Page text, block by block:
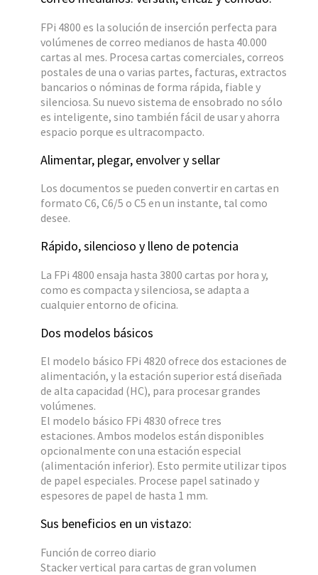
FPi 4800 es la solución de inserción perfecta para
volúmenes de correo medianos de hasta 40.000
cartas al mes. Procesa cartas comerciales, correos
postales de una o varias partes, facturas, extractos
bancarios o nóminas de forma rápida, fiable y
silenciosa. Su nuevo sistema de ensobrado no sólo
es inteligente, sino también fácil de usar y ahorra
espacio porque es ultracompacto.
Alimentar, plegar, envolver y sellar
Los documentos se pueden convertir en cartas en
formato C6, C6/5 o C5 en un instante, tal como
desee.
Rápido, silencioso y lleno de potencia
La FPi 4800 ensaja hasta 3800 cartas por hora y,
como es compacta y silenciosa, se adapta a
cualquier entorno de oficina.
Dos modelos básicos
El modelo básico FPi 4820 ofrece dos estaciones de
alimentación, y la estación superior está diseñada
de alta capacidad (HC), para procesar grandes
volúmenes.
El modelo básico FPi 4830 ofrece tres
estaciones. Ambos modelos están disponibles
opcionalmente con una estación especial
(alimentación inferior). Esto permite utilizar tipos
de papel especiales. Procese papel satinado y
espesores de papel de hasta 1 mm.
Sus beneficios en un vistazo:
Función de correo diario
Stacker vertical para cartas de gran volumen